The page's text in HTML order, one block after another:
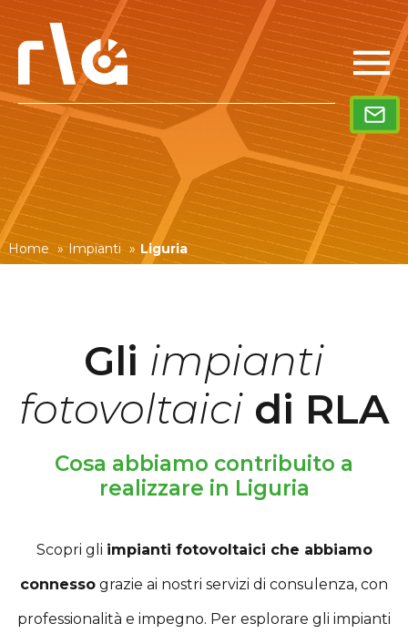
Home » Impianti » Liguria
Gli impianti
fotovoltaicidi RLA
Cosa abbiamo contribuito a
realizzare in Liguria
Scopri gli impianti fotovoltaici che abbiamo
connesso grazie ai nostri servizi di consulenza, con
professionalità e impegno. Per esplorare gli impianti